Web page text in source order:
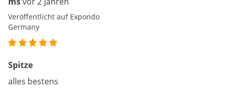
Veröffentlicht auf Expondo
Germany
Spitze
alles bestens